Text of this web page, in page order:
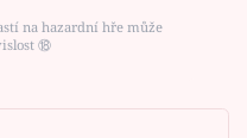
na hazardní hře může
⑱